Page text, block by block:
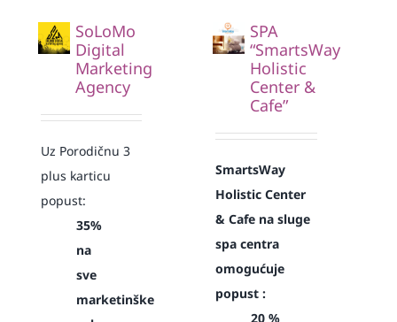
SoLoMo
Digital
Marketing
Agency
Uz Porodičnu 3
plus karticu
popust:
35%
na
sve
marketinške
SPA
“SmartsWay
Holistic
Center &
Cafe”
SmartsWay
Holistic Center
& Cafe na sluge
spa centra
omogućuje
popust :
20 %